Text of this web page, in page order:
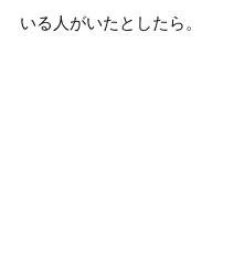
いる人がいたとしたら。